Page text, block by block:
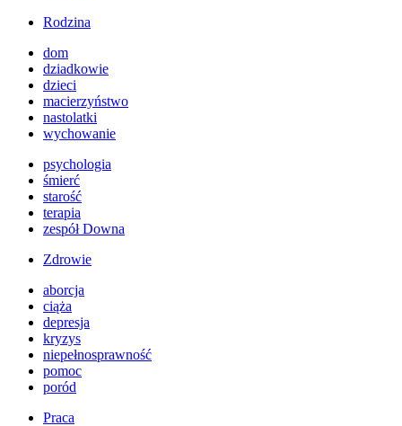
Rodzina
dom
dziadkowie
dzieci
macierzyństwo
nastolatki
wychowanie
psychologia
śmierć
starość
terapia
zespół Downa
Zdrowie
aborcja
ciąża
depresja
kryzys
niepełnosprawność
pomoc
poród
Praca